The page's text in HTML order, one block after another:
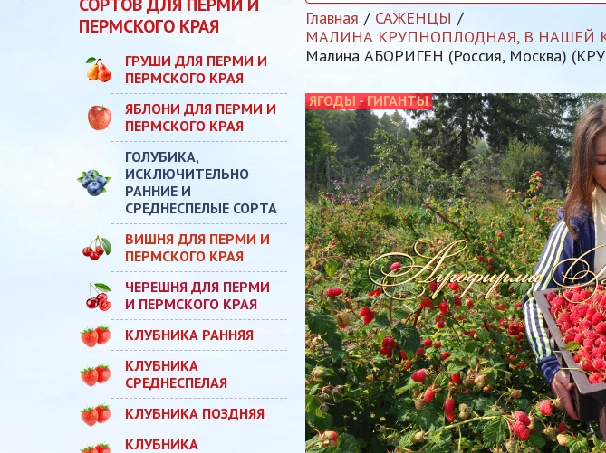
ПЕРМСКОГО КРАЯ
ГРУШИ ДЛЯ ПЕРМИ И
ПЕРМСКОГО КРАЯ
ЯБЛОНИ ДЛЯ ПЕРМИ И
ПЕРМСКОГО КРАЯ
ГОЛУБИКА,
ИСКЛЮЧИТЕЛЬНО
РАННИЕ И
СРЕДНЕСПЕЛЫЕ СОРТА
ВИШНЯ ДЛЯ ПЕРМИ И
ПЕРМСКОГО КРАЯ
ЧЕРЕШНЯ ДЛЯ ПЕРМИ
И ПЕРМСКОГО КРАЯ
КЛУБНИКА РАННЯЯ
КЛУБНИКА
СРЕДНЕСПЕЛАЯ
КЛУБНИКА ПОЗДНЯЯ
КЛУБНИКА
Главная
САЖЕНЦЫ
МАЛИНА КРУПНОПЛОДНАЯ, В НАШЕЙ
Малина АБОРИГЕН (Россия, Москва)
ЯГОДЫ - ГИГАНТЫ